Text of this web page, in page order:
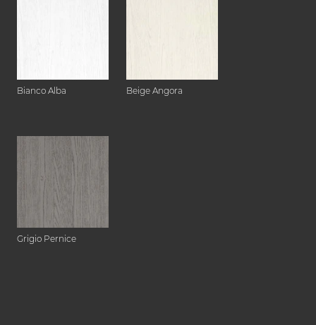
Bianco Alba Beige Angora
Grigio Pernice